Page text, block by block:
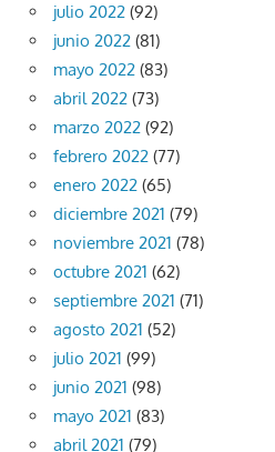
julio 2022 (92)
junio 2022 (81)
mayo 2022 (83)
abril 2022 (73)
marzo 2022 (92)
febrero 2022 (77)
enero 2022 (65)
diciembre 2021 (79)
noviembre 2021 (78)
octubre 2021 (62)
septiembre 2021 (71)
agosto 2021 (52)
julio 2021 (99)
junio 2021 (98)
mayo 2021 (83)
abril 2021 (79)